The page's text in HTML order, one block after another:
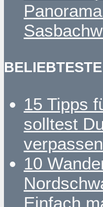
15 Tipps
solltest
10
Einfach